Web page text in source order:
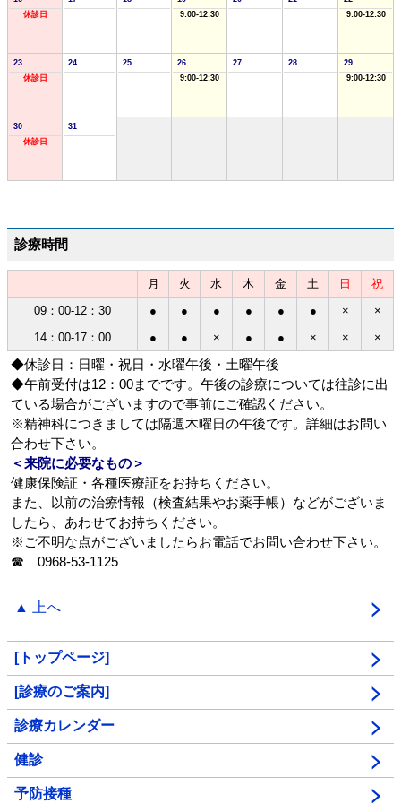
休診日
9:00-12:30
9:00-12:30
23
休診日
24 25
26
9:00-12:30
27 28
29
9:00-12:30
30
休診日
31
診療時間
月 火 水 木 金 土 日
祝
09：00-12：30
● ● ● ● ● ● ×
×
14：00-17：00
● ● × ● ● × × ×
◆休診日：日曜・祝日・水曜午後・土曜午後
◆午前受付は12：00までです。午後の診療については往診に出
ている場合がございますので事前にご確認ください。
※精神科につきましては隔週木曜日の午後です。詳細はお問い
合わせ下さい。
＜来院に必要なもの＞
健康保険証・各種医療証をお持ちください。
また、以前の治療情報（検査結果やお薬手帳）などがございま
したら、あわせてお持ちください。
※ご不明な点がございましたらお電話でお問い合わせ下さい。
☎ 0968-53-1125
▲ 上へ
[トップページ]
[診療のご案内]
診療カレンダー
健診
予防接種